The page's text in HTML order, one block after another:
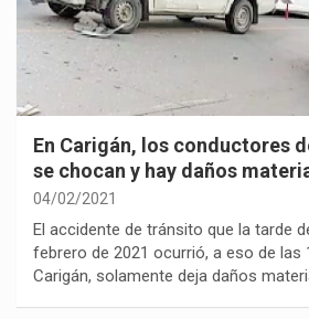
En Carigán, los conductores
se chocan y hay daños
04/02/2021
El accidente de tránsito que la tarde
febrero de 2021 ocurrió, a eso de las
Carigán, solamente deja daños